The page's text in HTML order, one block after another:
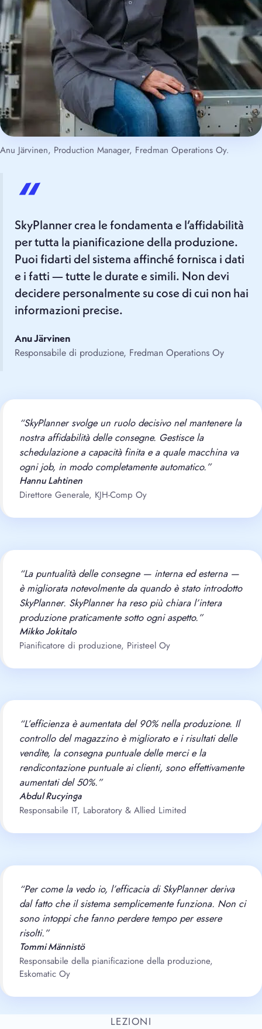
Anu Järvinen, Production Manager, Fredman Operations Oy.
“
SkyPlanner crea le fondamenta e l’affidabilità
per tutta la pianificazione della produzione.
Puoi fidarti del sistema affinché fornisca i dati
e i fatti — tutte le durate e simili. Non devi
decidere personalmente su cose di cui non hai
informazioni precise.
Anu Järvinen
Responsabile di produzione, Fredman Operations Oy
“SkyPlanner svolge un ruolo decisivo nel mantenere la
nostra affidabilità delle consegne. Gestisce la
schedulazione a capacità finita e a quale macchina va
ogni job, in modo completamente automatico.”
Hannu Lahtinen
Direttore Generale, KJH-Comp Oy
“La puntualità delle consegne — interna ed esterna —
è migliorata notevolmente da quando è stato introdotto
SkyPlanner. SkyPlanner ha reso più chiara l’intera
produzione praticamente sotto ogni aspetto.”
Mikko Jokitalo
Pianificatore di produzione, Piristeel Oy
“L’efficienza è aumentata del 90% nella produzione. Il
controllo del magazzino è migliorato e i risultati delle
vendite, la consegna puntuale delle merci e la
rendicontazione puntuale ai clienti, sono effettivamente
aumentati del 50%.”
Abdul Rucyinga
Responsabile IT, Laboratory & Allied Limited
“Per come la vedo io, l’efficacia di SkyPlanner deriva
dal fatto che il sistema semplicemente funziona. Non ci
sono intoppi che fanno perdere tempo per essere
risolti.”
Tommi Männistö
Responsabile della pianificazione della produzione,
Eskomatic Oy
LEZIONI